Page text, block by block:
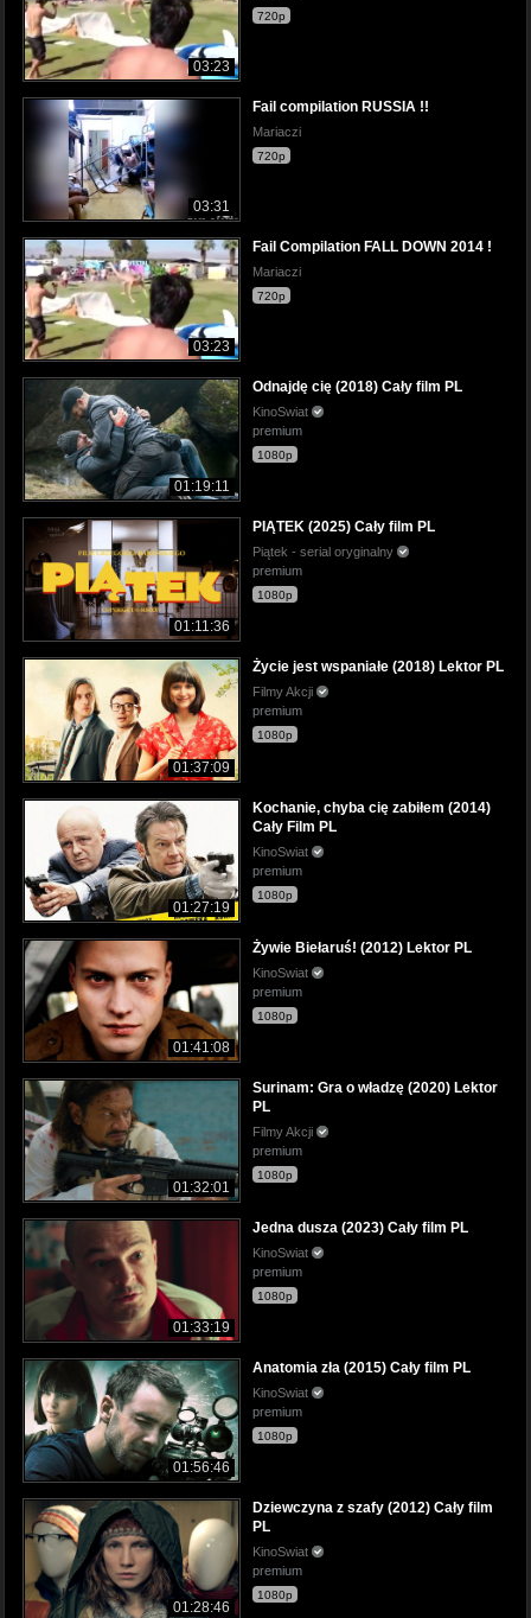
03:23
720p
03:31
Fail compilation RUSSIA !!
Mariaczi
720p
03:23
Fail Compilation FALL DOWN 2014 !
Mariaczi
720p
01:19:11
Odnajdę cię (2018) Cały film PL
KinoSwiat
premium
1080p
01:11:36
PIĄTEK (2025) Cały film PL
Piątek - serial oryginalny
premium
1080p
01:37:09
Życie jest wspaniałe (2018) Lektor PL
Filmy Akcji
premium
1080p
01:27:19
Kochanie, chyba cię zabiłem (2014)
Cały Film PL
KinoSwiat
premium
1080p
01:41:08
Żywie Biełaruś! (2012) Lektor PL
KinoSwiat
premium
1080p
01:32:01
Surinam: Gra o władzę (2020) Lektor
PL
Filmy Akcji
premium
1080p
01:33:19
Jedna dusza (2023) Cały film PL
KinoSwiat
premium
1080p
01:56:46
Anatomia zła (2015) Cały film PL
KinoSwiat
premium
1080p
01:28:46
Dziewczyna z szafy (2012) Cały film
PL
KinoSwiat
premium
1080p